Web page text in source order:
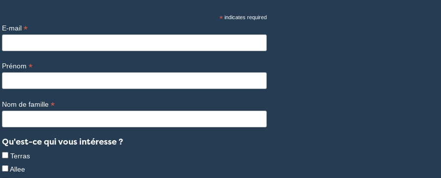
*indicates required
E-mail *
Prénom *
Nom de famille *
Qu'est-ce qui vous intéresse ?
Terras
Allee